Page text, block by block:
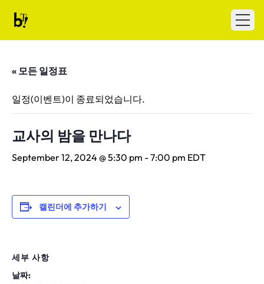
Ballet Tech
« 모든 일정표
일정(이벤트)이 종료되었습니다.
교사의 밤을 만나다
September 12, 2024 @ 5:30 pm -7:00 pm EDT
캘린더에 추가하기
세부 사항
날짜: